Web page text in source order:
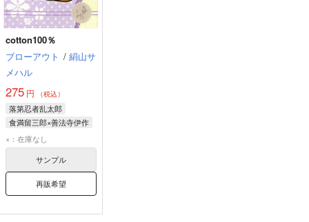
cotton100％
ブローアウト / 絹山サ
メハル
275 円 （税込）
落第忍者乱太郎
食満留三郎×善法寺伊作
×：在庫なし
サンプル
再販希望